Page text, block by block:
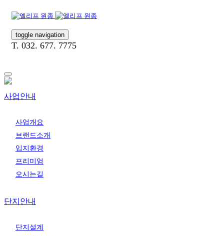
toggle navigation
T. 032. 677. 7775
사업안내
사업개요
브랜드소개
입지환경
프리미엄
오시는길
단지안내
단지설계